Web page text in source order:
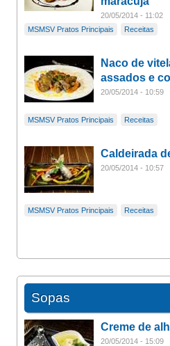
20/05/2014 - 11:02
MSMSV Pratos Principais
Receitas
Naco de
assados e
20/05/2014 - 10:59
MSMSV Pratos Principais Receitas
Caldeirada
20/05/2014 - 10:57
MSMSV Pratos Principais Receitas
Sopas
Creme de
20/05/2014 - 15:09